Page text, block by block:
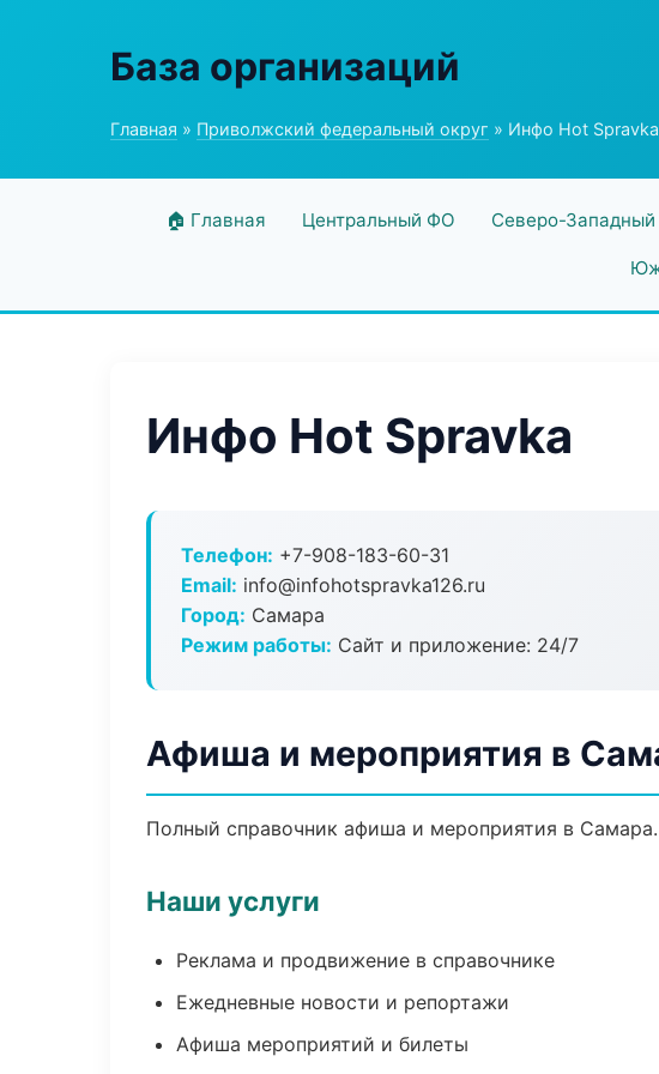
База организаций
Главная » Приволжский федеральный округ » Инфо Hot Spravka
🏠 Главная Центральный ФО Северо-
Инфо Hot Spravka
Телефон: +7-908-183-60-31
Email: info@infohotspravka126.ru
Город: Самара
Режим работы: Сайт и приложение: 24/7
Афиша и мероприятия в
Полный справочник афиша и мероприятия в
Наши услуги
Реклама и продвижение в справочнике
Ежедневные новости и репортажи
Афиша мероприятий и билеты